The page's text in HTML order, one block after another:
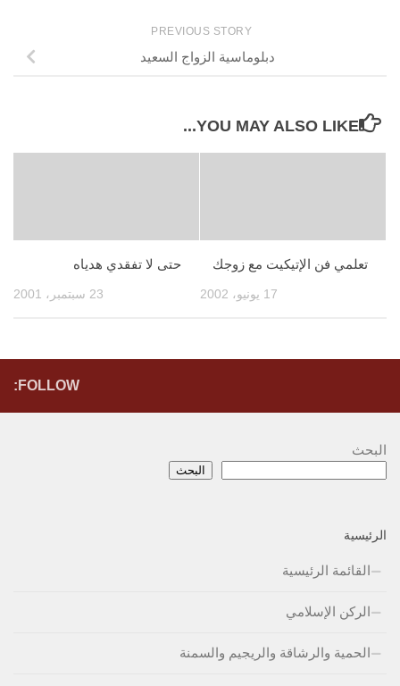
PREVIOUS STORY
دبلوماسية الزواج السعيد
YOU MAY ALSO LIKE...
حتى لا تفقدي هدياه
23 سبتمبر، 2001
تعلمي فن الإتيكيت مع زوجك
17 يونيو، 2002
FOLLOW:
البحث
البحث
الرئيسية
القائمة الرئيسية
الركن الإسلامي
الحمية والرشاقة والريجيم والسمنة